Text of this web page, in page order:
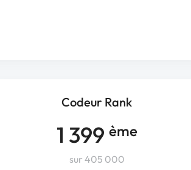
Codeur Rank
1 399 ème
sur 405 000